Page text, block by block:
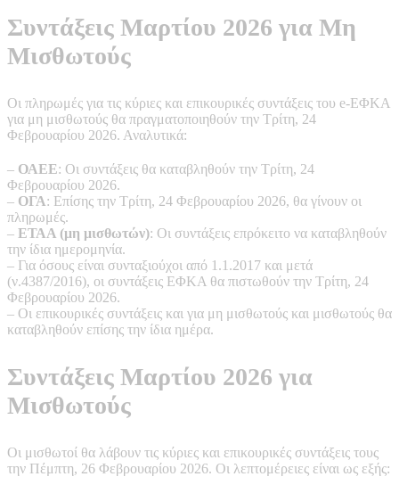
Συντάξεις Μαρτίου 2026 για Μη
Μισθωτούς
Οι πληρωμές για τις κύριες και επικουρικές συντάξεις του e-ΕΦΚΑ
για μη μισθωτούς θα πραγματοποιηθούν την Τρίτη, 24
Φεβρουαρίου 2026. Αναλυτικά:
– ΟΑΕΕ: Οι συντάξεις θα καταβληθούν την Τρίτη, 24
Φεβρουαρίου 2026.
– ΟΓΑ: Επίσης την Τρίτη, 24 Φεβρουαρίου 2026, θα γίνουν οι
πληρωμές.
– ΕΤΑΑ (μη μισθωτών): Οι συντάξεις επρόκειτο να καταβληθούν
την ίδια ημερομηνία.
– Για όσους είναι συνταξιούχοι από 1.1.2017 και μετά
(ν.4387/2016), οι συντάξεις ΕΦΚΑ θα πιστωθούν την Τρίτη, 24
Φεβρουαρίου 2026.
– Οι επικουρικές συντάξεις και για μη μισθωτούς και μισθωτούς θα
καταβληθούν επίσης την ίδια ημέρα.
Συντάξεις Μαρτίου 2026 για
Μισθωτούς
Οι μισθωτοί θα λάβουν τις κύριες και επικουρικές συντάξεις τους
την Πέμπτη, 26 Φεβρουαρίου 2026. Οι λεπτομέρειες είναι ως εξής: